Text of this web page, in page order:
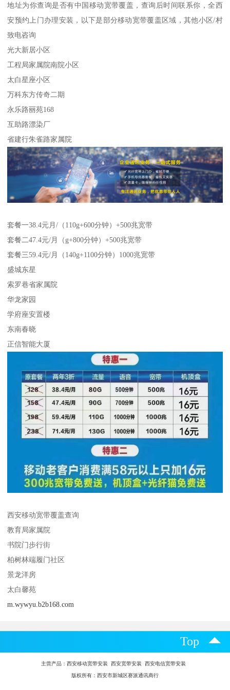
地址为你查询是否有中国移动宽带覆盖，查询后时间联系你，全西
安预约上门办理安装，以下是部分移动宽带覆盖区域，其他小区/村
致电咨询
光大新居小区
工程局家属院南院小区
太白星座小区
万科东方传奇二期
永乐路丽苑168
互助路漂染厂
省建行朱雀路家属院
套餐一38.4元月/（110g+600分钟）+500兆宽带
套餐二47.4元/月（g+800分钟）+500兆宽带
套餐三59.4元/月（140g+1100分钟）1000兆宽带
盛城东星
索罗巷省家属院
华龙家园
学府座安置楼
东南春晓
正信智能大厦
西安移动宽带覆盖查询
教育局家属院
书院门步行街
柏树林端履门社区
景龙洋房
太白馨苑
m.wywyu.b2b168.com
Top
主营产品： 西安移动宽带安装 西安宽带安装 西安电信宽带安装
版权所有：西安市新城区赛派通讯商行